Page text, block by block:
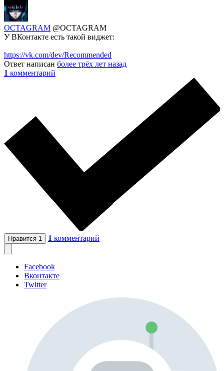
OCTAGRAM @OCTAGRAM
У ВКонтакте есть такой виджет:
https://vk.com/dev/Recommended
Ответ написан более трёх лет назад
1 комментарий
Нравится 1 1 комментарий
Facebook
Вконтакте
Twitter